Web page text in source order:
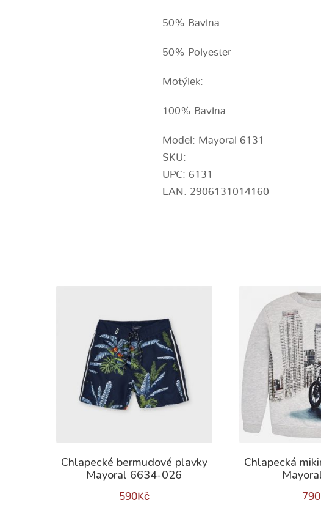
50% Bavlna
50% Polyester
Motýlek:
100% Bavlna
Model: Mayoral 6131
SKU: –
UPC: 6131
EAN: 2906131014160
Chlapecké bermudové plavky
Mayoral 6634-026
590Kč
Chlapecká
790